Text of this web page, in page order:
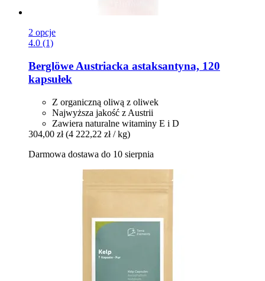
2 opcje
4.0 (1)
Berglöwe Austriacka astaksantyna, 120
kapsułek
Z organiczną oliwą z oliwek
Najwyższa jakość z Austrii
Zawiera naturalne witaminy E i D
304,00 zł (4 222,22 zł / kg)
Darmowa dostawa do 10 sierpnia